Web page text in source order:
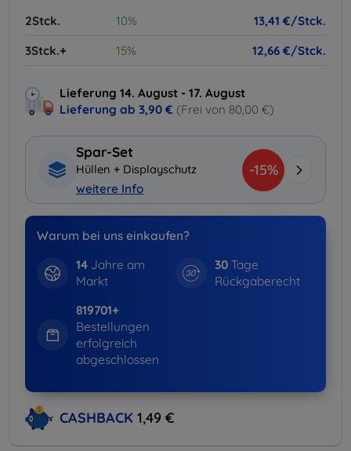
2Stck.
10%
13,41 €/Stck.
3Stck.+
15% 12,66 €/Stck.
Lieferung 14. August - 17. August
Lieferung ab 3,90 € (Frei von 80,00 €)
Spar-Set
Hüllen + Displayschutz
weitere Info
-15%
Warum bei uns einkaufen?
14Jahre am
Markt
30 Tage
Rückgaberecht
819701+
Bestellungen
erfolgreich
abgeschlossen
CASHBACK 1,49 €